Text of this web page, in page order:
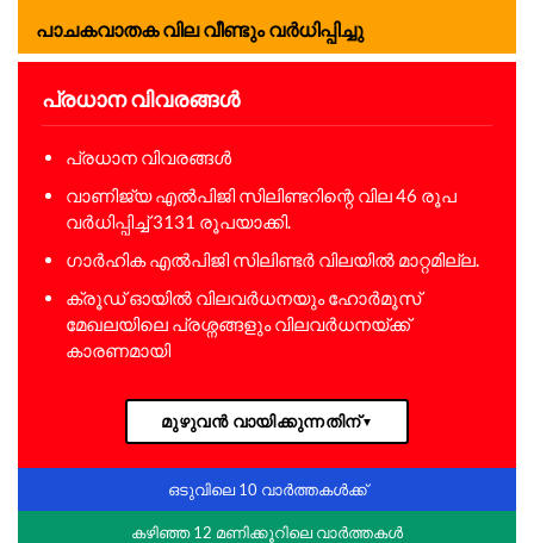
പാ​ച​ക​വാ​ത​ക വി​ല വീ​ണ്ടും വ​ർ​ധി​പ്പി​ച്ചു
പ്രധാന വിവരങ്ങൾ
പ്രധാന വിവരങ്ങൾ
വാണിജ്യ എൽപിജി സിലിണ്ടറിന്റെ വില 46 രൂപ
വർധിപ്പിച്ച് 3131 രൂപയാക്കി.
ഗാർഹിക എൽപിജി സിലിണ്ടർ വിലയിൽ മാറ്റമില്ല.
ക്രൂഡ് ഓയിൽ വിലവർധനയും ഹോർമൂസ്
മേഖലയിലെ പ്രശ്നങ്ങളും വിലവർധനയ്ക്ക്
കാരണമായി
മുഴുവൻ വായിക്കുന്നതിന്▼
ഒടുവിലെ 10 വാർത്തകൾക്ക്
കഴിഞ്ഞ 12 മണിക്കൂറിലെ വാർത്തകൾ